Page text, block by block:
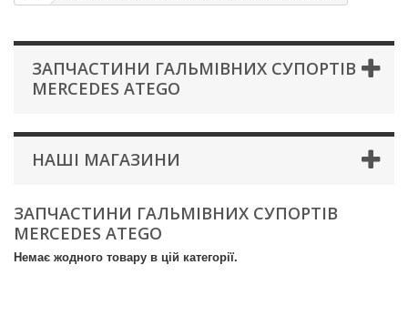
ЗАПЧАСТИНИ ГАЛЬМІВНИХ СУПОРТІВ
MERCEDES ATEGO
НАШІ МАГАЗИНИ
ЗАПЧАСТИНИ ГАЛЬМІВНИХ СУПОРТІВ
MERCEDES ATEGO
Немає жодного товару в цій категорії.